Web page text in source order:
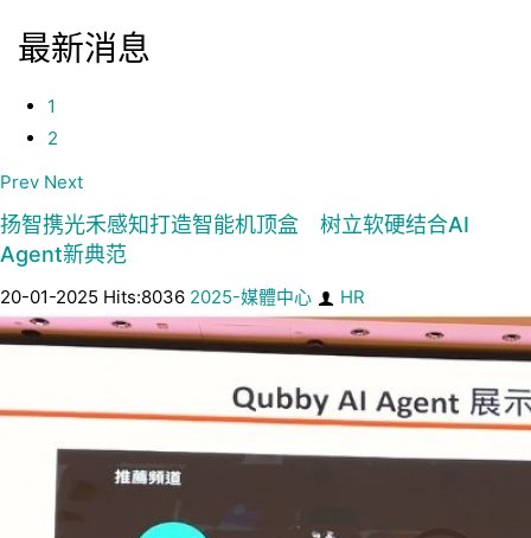
最新消息
1
2
Prev Next
扬智携光禾感知打造智能机顶盒 树立软硬结合AI
Agent新典范
20-01-2025 Hits:8036 2025-媒體中心 HR